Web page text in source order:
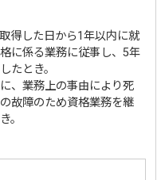
得した日から1年以内に就
に係る業務に従事し、5年
たとき。
、業務上の事由により死
故障のため資格業務を継
。